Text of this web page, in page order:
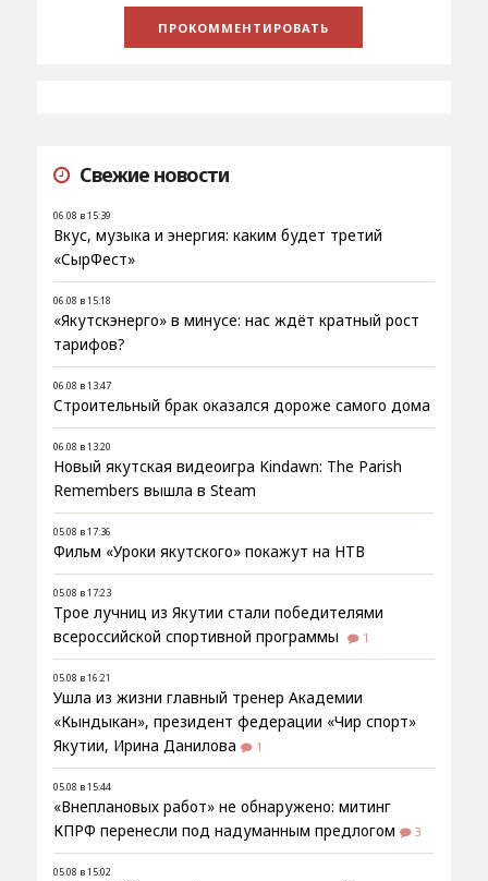
Свежие новости
06.08 в 15:39
Вкус, музыка и энергия: каким будет третий
«СырФест»
06.08 в 15:18
«Якутскэнерго» в минусе: нас ждёт кратный рост
тарифов?
06.08 в 13:47
Строительный брак оказался дороже самого дома
06.08 в 13:20
Новый якутская видеоигра Kindawn: The Parish
Remembers вышла в Steam
05.08 в 17:36
Фильм «Уроки якутского» покажут на НТВ
05.08 в 17:23
Трое лучниц из Якутии стали победителями
всероссийской спортивной программы
1
05.08 в 16:21
Ушла из жизни главный тренер Академии
«Кындыкан», президент федерации «Чир спорт»
Якутии, Ирина Данилова
1
05.08 в 15:44
«Внеплановых работ» не обнаружено: митинг
КПРФ перенесли под надуманным предлогом
3
05.08 в 15:02